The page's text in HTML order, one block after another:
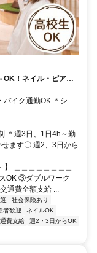
OK！ネイル・ピアス
売スタッフ
「各務原市役所前
ら約10分 ・「新那加
＊週3日、1日4h～勤
ます〇 週2、3日から
＿＿＿＿＿＿＿＿
OK ③ダブルワーク
費全額支給 ...
社会保険あり
者歓迎
ネイルOK
費支給
週2・3日からOK